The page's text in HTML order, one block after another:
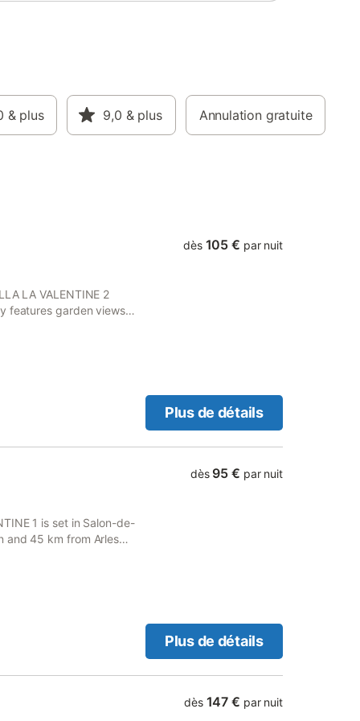
& plus 9,0 & plus Annulation gratuite
LA VALENTINE 2
features garden views
45 km from Arles
dès 105 € par nuit
Plus de détails
1 is set in Salon-de-
and 45 km from Arles
Station and offers full-
dès 95 € par nuit
Plus de détails
dès 147 € par nuit